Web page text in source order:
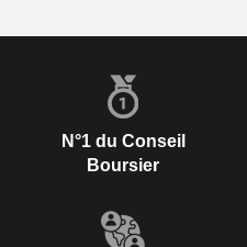
N°1 du Conseil
Boursier